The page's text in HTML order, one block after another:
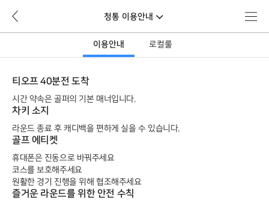
청통 이용안내
뒤
로
가
메
뉴
이용안내 로컬룰
티오프 40분전 도착
시간 약속은 골퍼의 기본 매너입니다.
차키 소지
라운드 종료 후 캐디백을 편하게 실을 수 있습니다.
골프 에티켓
휴대폰은 진동으로 바꿔주세요
코스를 보호해주세요
원활한 경기 진행을 위해 협조해주세요
즐거운 라운드를 위한 안전 수칙